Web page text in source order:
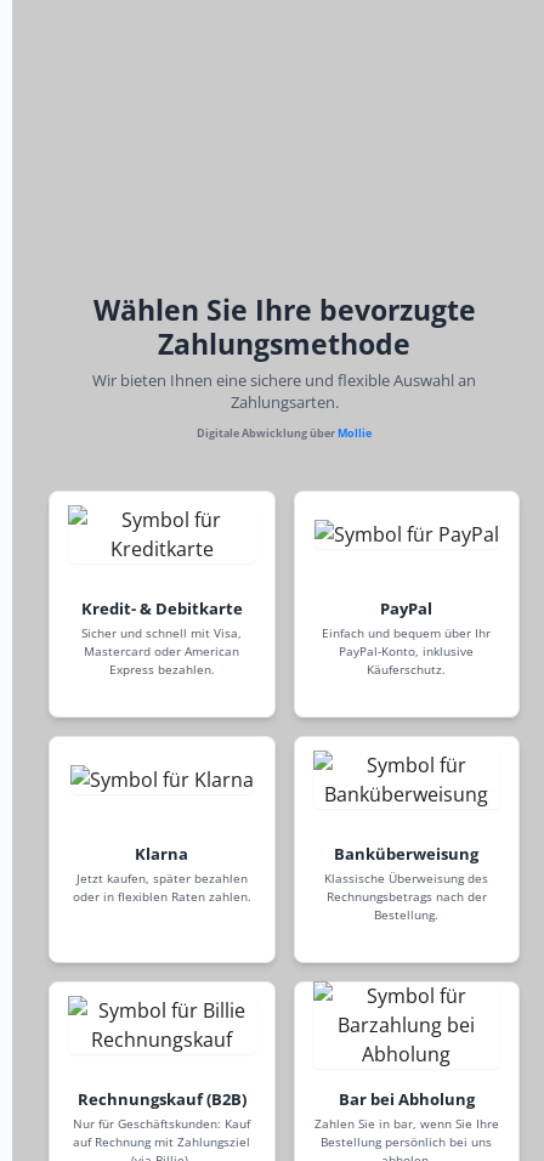
Wählen Sie Ihre bevorzugte
Zahlungsmethode
Wir bieten Ihnen eine sichere und flexible Auswahl an
Zahlungsarten.
Digitale Abwicklung über Mollie
Kredit- & Debitkarte
Sicher und schnell mit Visa,
Mastercard oder American
Express bezahlen.
PayPal
Einfach und bequem über Ihr
PayPal-Konto, inklusive
Käuferschutz.
Klarna
Jetzt kaufen, später bezahlen
oder in flexiblen Raten zahlen.
Banküberweisung
Klassische Überweisung des
Rechnungsbetrags nach der
Bestellung.
Rechnungskauf (B2B)
Nur für Geschäftskunden: Kauf
auf Rechnung mit Zahlungsziel
Bar bei Abholung
Zahlen Sie in bar, wenn Sie Ihre
Bestellung persönlich bei uns